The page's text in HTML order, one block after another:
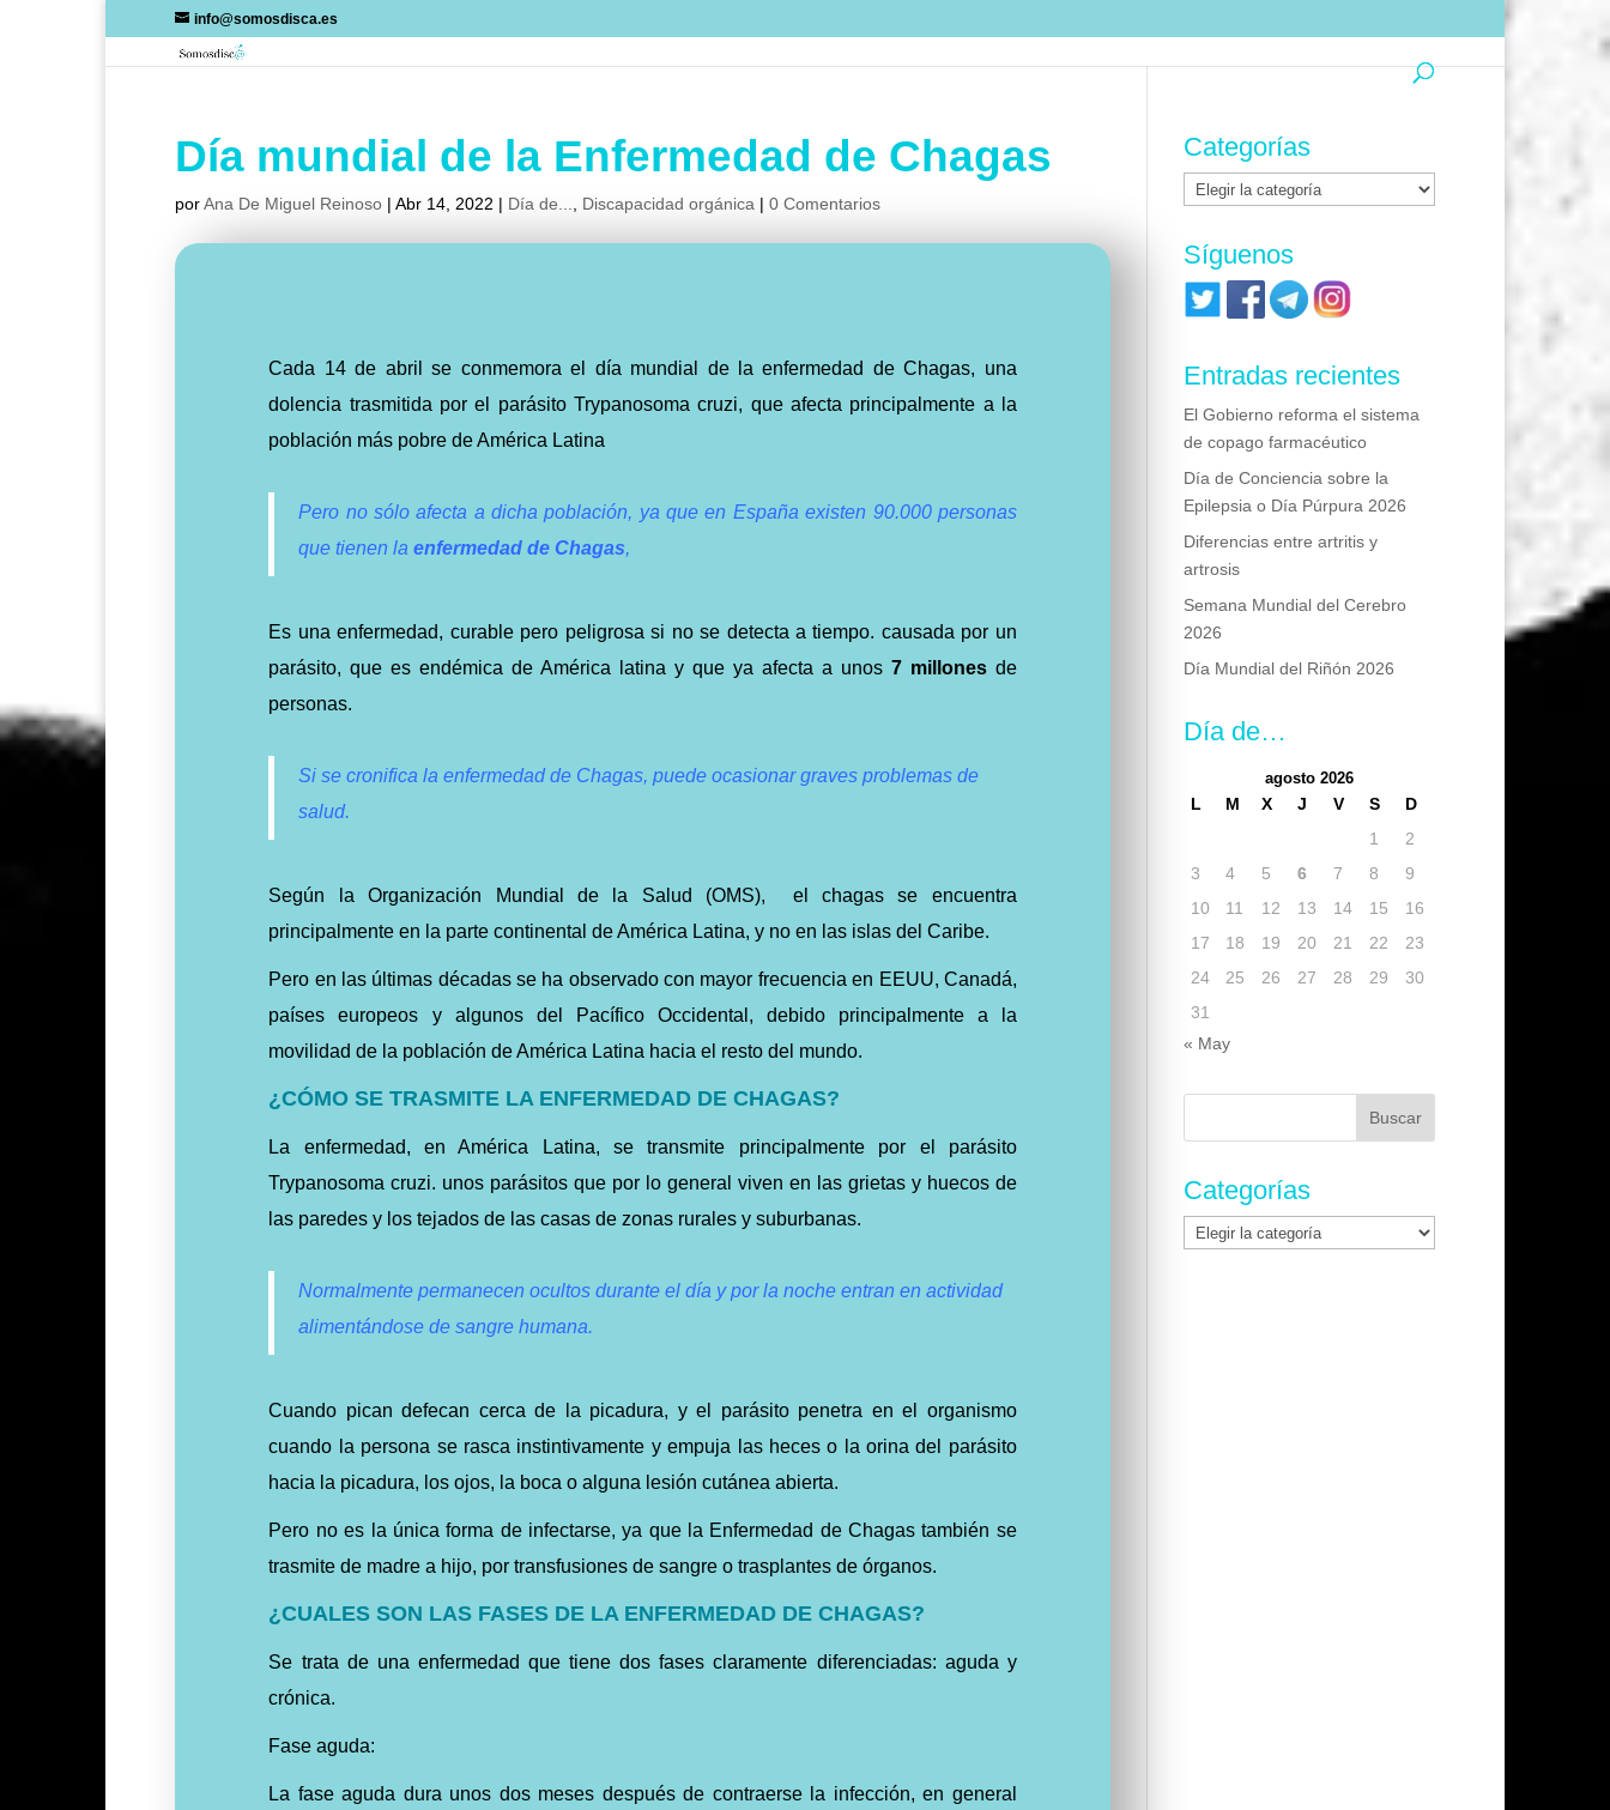
info@somosdisca.es
Día mundial de la Enfermedad de Chagas
porAna De Miguel Reinoso |Abr 14, 2022 | Día de... Discapacidad orgánica |0 Comentarios
Cada 14 de abril se conmemora el día mundial de la enfermedad de Chagas, una
dolencia trasmitida por el parásito Trypanosoma cruzi, que afecta principalmente a la
población más pobre de América Latina
Pero no sólo afecta a dicha población, ya que en España existen 90.000 personas
que tienen laenfermedad de Chagas,
Es una enfermedad, curable pero peligrosa si no se detecta a tiempo. causada por un
parásito, que es endémica de América latina y que ya afecta a unos7 millonesde
personas.
Si se cronifica la enfermedad de Chagas, puede ocasionar graves problemas de
salud.
Según la Organización Mundial de la Salud (OMS), el chagas se encuentra
principalmente en la parte continental de América Latina, y no en las islas del Caribe.
Pero en las últimas décadas se ha observado con mayor frecuencia en EEUU, Canadá,
países europeos y algunos del Pacífico Occidental, debido principalmente a la
movilidad de la población de América Latina hacia el resto del mundo.
¿CÓMO SE TRASMITE LA ENFERMEDAD DE CHAGAS?
La enfermedad, en América Latina, se transmite principalmente por el parásito
Trypanosoma cruzi. unos parásitos que por lo general viven en las grietas y huecos de
las paredes y los tejados de las casas de zonas rurales y suburbanas.
Normalmente permanecen ocultos durante el día y por la noche entran en actividad
alimentándose de sangre humana.
Cuando pican defecan cerca de la picadura, y el parásito penetra en el organismo
cuando la persona se rasca instintivamente y empuja las heces o la orina del parásito
hacia la picadura, los ojos, la boca o alguna lesión cutánea abierta.
Pero no es la única forma de infectarse, ya que la Enfermedad de Chagas también se
trasmite de madre a hijo, por transfusiones de sangre o trasplantes de órganos.
¿CUALES SON LAS FASES DE LA ENFERMEDAD DE CHAGAS?
Se trata de una enfermedad que tiene dos fases claramente diferenciadas: aguda y
crónica.
Fase aguda:
La fase aguda dura unos dos meses después de contraerse la infección, en general
Categorías
Categorías
Síguenos
Entradas recientes
El Gobierno reforma el sistema
de copago farmacéutico
Día de Conciencia sobre la
Epilepsia o Día Púrpura 2026
Diferencias entre artritis y
artrosis
Semana Mundial del Cerebro
2026
Día Mundial del Riñón 2026
Día de…
agosto 2026
L M X J V S
D
1
2
3
4 5 6 7 8
9
10
11 12 13 14 15
16
17
18 19 20 21 22
23
24
25 26 27 28 29
30
31
« May
Buscar:
Categorías
Categorías